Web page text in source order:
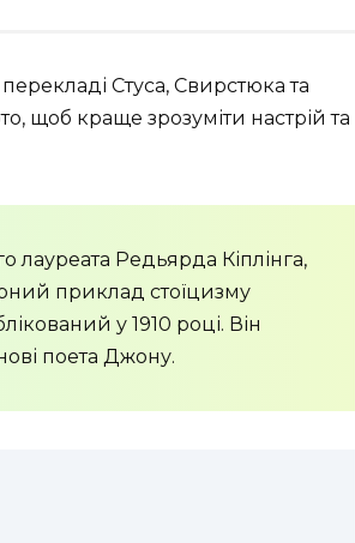
Стуса, Свирстюка та
щоб краще зрозуміти настрій та
лауреата Редьярда Кіплінга,
приклад стоїцизму
у 1910 році. Він
поета Джону.